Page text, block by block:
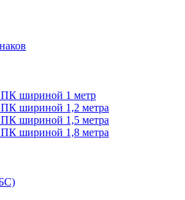
шириной 1 метр
шириной 1,2 метра
шириной 1,5 метра
шириной 1,8 метра